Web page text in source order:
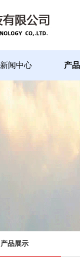
新闻中心 产
产品展示